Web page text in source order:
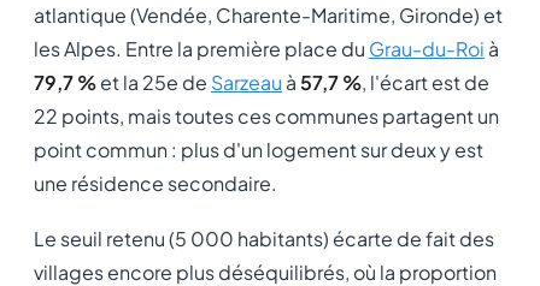
atlantique (Vendée, Charente-Maritime, Gironde) et
les Alpes. Entre la première place du Grau-du-Roi à
79,7 %et la 25e de Sarzeau à57,7 %, l'écart est de
22 points, mais toutes ces communes partagent un
point commun : plus d'un logement sur deux y est
une résidence secondaire.
Le seuil retenu (5 000 habitants) écarte de fait des
villages encore plus déséquilibrés, où la proportion